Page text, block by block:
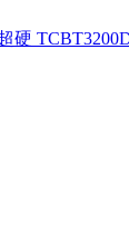
硬